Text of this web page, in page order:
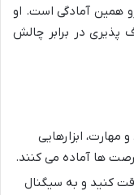
همین آمادگی است. او
پذیری در برابر چالش
مهارت، ابزارهایی
ها آماده می کنند.
کنید و به سیگنال